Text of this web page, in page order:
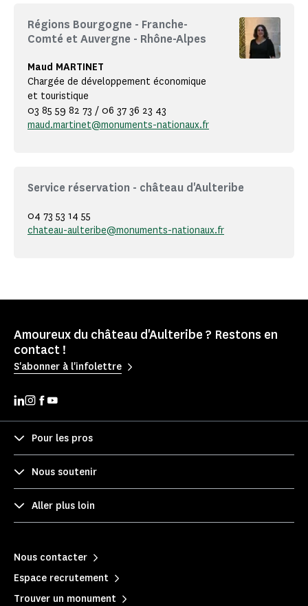
Régions Bourgogne - Franche-
Comté et Auvergne - Rhône-Alpes
Maud MARTINET
Chargée de développement économique
et touristique
03 85 59 82 73 / 06 37 36 23 43
maud.martinet@monuments-nationaux.fr
Service réservation - château d'Aulteribe
04 73 53 14 55
chateau-aulteribe@monuments-nationaux.fr
Amoureux du château d'Aulteribe ? Restons en
contact !
S'abonner à l'infolettre
Pour les pros
Nous soutenir
Aller plus loin
Nous contacter
Espace recrutement
Trouver un monument